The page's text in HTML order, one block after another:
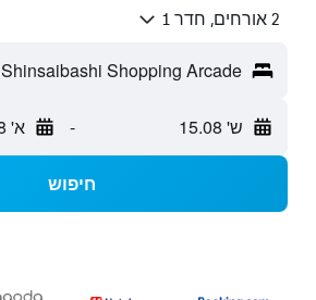
2 אורחים, חדר 1
Shinsaibashi Shopping Arcade - אוסקה, יפן
ש' 15.08 - א' 16.08
חיפוש